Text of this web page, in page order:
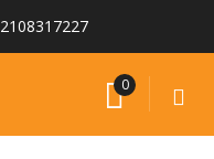
2108317227
0